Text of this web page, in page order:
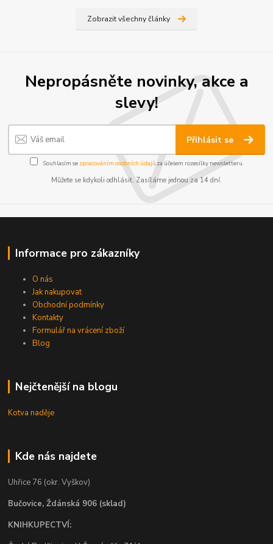
Zobrazit všechny články
Nepropásněte novinky, akce a
slevy!
Přihlásit se
Souhlasím se zpracováním osobních údajůza účelem rozesílky newsletteru.
Můžete se kdykoli odhlásit. Zasíláme jednou za 14 dní.
Informace pro zákazníky
O nás
Jak nakupovat
Obchodní podmínky
Kontakty
Formulář na vrácení zboží
Blog
Nejčtenější na blogu
Kotva naděje
Kde nás najdete
Uhřice 76 (okr. Vyškov)
Bučovice, Ždánská 906 (sklad)
KNIHKUPECTVÍ: